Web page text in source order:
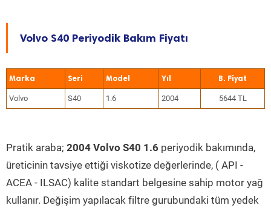
Volvo S40 Periyodik Bakım Fiyatı
Marka Seri Model Yıl
Volvo S40 1.6 2004 5644 TL
Pratik araba; 2004 Volvo S40 1.6 periyodik bakımında,
üreticinin tavsiye ettiği viskotize değerlerinde, ( API -
ACEA - ILSAC) kalite standart belgesine sahip motor yağ
kullanır. Değişim yapılacak filtre gurubundaki tüm yedek